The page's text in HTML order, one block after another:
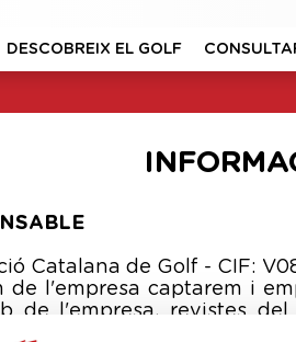
DESCOBREIX EL GOLF
Catalana de Golf - CIF:
de l'empresa captarem i
de l'empresa, revistes
per al tractament de